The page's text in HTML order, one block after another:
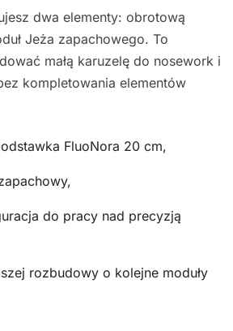
dwa elementy: obrotową
Jeża zapachowego. To
małą karuzelę do nosework i
kompletowania elementów
FluoNora 20 cm,
do pracy nad precyzją
rozbudowy o kolejne moduły